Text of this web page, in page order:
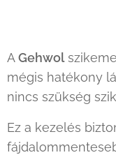
AGehwol
mégis hatékony
nincs szükség
Ez a kezelés